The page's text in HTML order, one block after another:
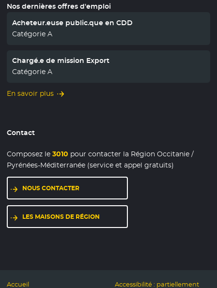
Nos dernières offres d'emploi
Acheteur.euse public.que en CDD
Catégorie A
Chargé.e de mission Export
Catégorie A
En savoir plus
Contact
Composez le3010 pour contacter la Région Occitanie /
Pyrénées-Méditerranée (service et appel gratuits)
NOUS CONTACTER
LES MAISONS DE RÉGION
Accueil Accessibilité : partiellement